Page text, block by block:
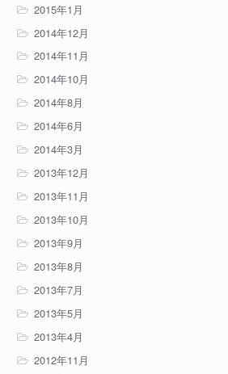
2015年1月
2014年12月
2014年11月
2014年10月
2014年8月
2014年6月
2014年3月
2013年12月
2013年11月
2013年10月
2013年9月
2013年8月
2013年7月
2013年5月
2013年4月
2012年11月